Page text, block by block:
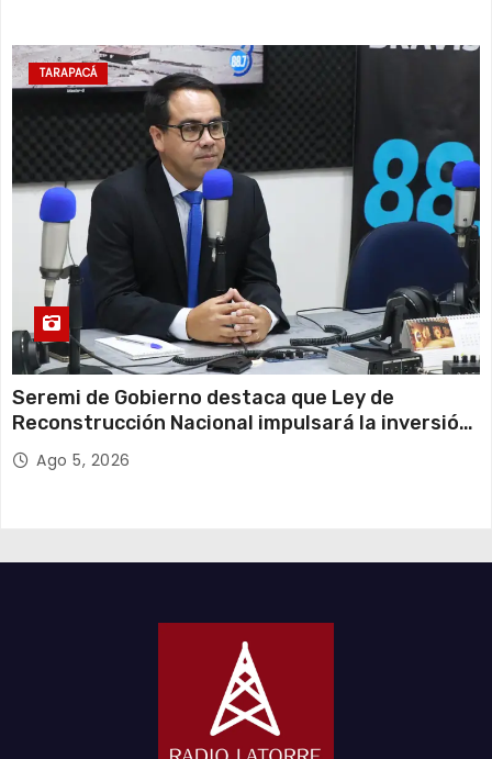
TARAPACÁ
Seremi de Gobierno destaca que Ley de
Reconstrucción Nacional impulsará la inversión
y el empleo en Tarapacá
Ago 5, 2026